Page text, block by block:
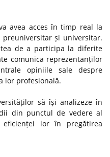
avea acces în timp real la
și universitar.
de a participa la diferite
comunica reprezentanților
opiniile sale despre
lor profesională.
să își analizeze în
din punctul de vedere al
lor în pregătirea